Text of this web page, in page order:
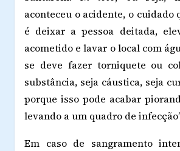
aconteceu o acidente, o cuidado
é deixar a pessoa deitada,
acometido e lavar o local com
se deve fazer torniquete ou
substância, seja cáustica, seja
porque isso pode acabar
levando a um quadro de
Em caso de sangramento